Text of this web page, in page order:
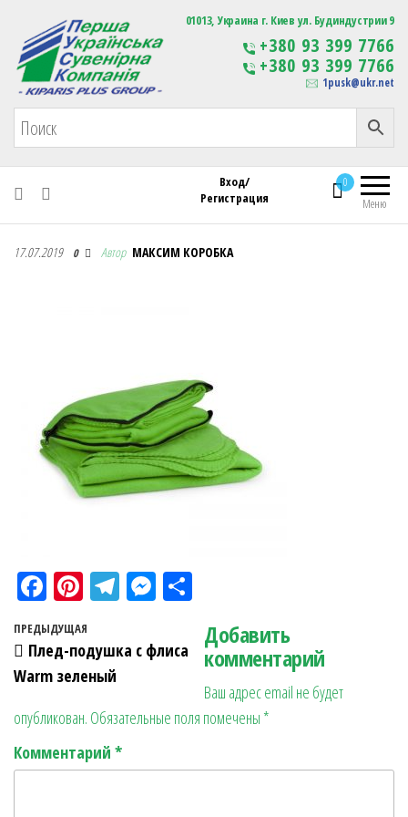
Первая Украинская Сувенирная Компания Изготовление
сувенирной продукции
с логотипом
01013, Украина г. Киев ул. Будиндустрии 9
+380 93 399 7766
+380 93 399 7766
1pusk@ukr.net
Меню
0
Вход/
Регистрация
Первая Украинская Сувенирная Компания
17.07.2019 0 Автор МАКСИМ КОРОБКА
Fa
ce
bo
ok
Pi
nt
er
es
t
Te
gr
M
se
r
ра
в
ит
ь
Навигация по записям
Предыдущая запись
ПРЕДЫДУЩАЯ
Плед-подушка с флиса
Warm зеленый
Добавить
комментарий
Ваш адрес email не будет
опубликован. Обязательные поля помечены *
Комментарий *